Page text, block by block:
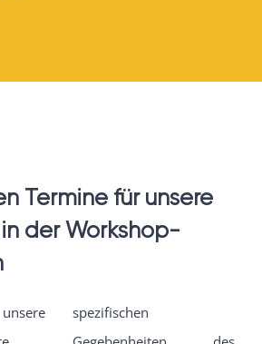
Termine für unsere
der Workshop-